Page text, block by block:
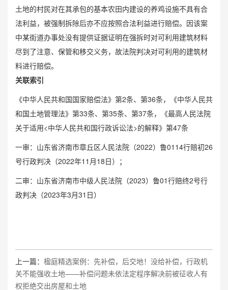
土地的村民对在其承包的基本农田内建设的养鸡设施不具有合
法利益，被强制拆除后亦不应按照合法利益进行赔偿。因该案
中某街道办事处没有提供证据证明在强拆时对可利用建筑材料
尽到了注意、保管和移交义务，故法院判决对可利用的建筑材
料进行赔偿。
关联索引
《中华人民共和国国家赔偿法》第2条、第36条，《中华人民共
和国土地管理法》第33条、第35条、第37条，《最高人民法院
关于适用<中华人民共和国行政诉讼法>的解释》第47条
一审：山东省济南市章丘区人民法院（2022）鲁0114行赔初26
号行政判决（2022年11月18日）；
二审：山东省济南市中级人民法院（2023）鲁01行赔终2号行
政判决（2023年3月31日）
上一篇： 楹庭精选案例：先补偿，后交地！没给补偿，行政机
关不能强收土地——补偿问题未依法定程序解决前被征收人有
权拒绝交出房屋和土地